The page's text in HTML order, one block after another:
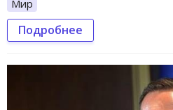
Мир
Подробнее